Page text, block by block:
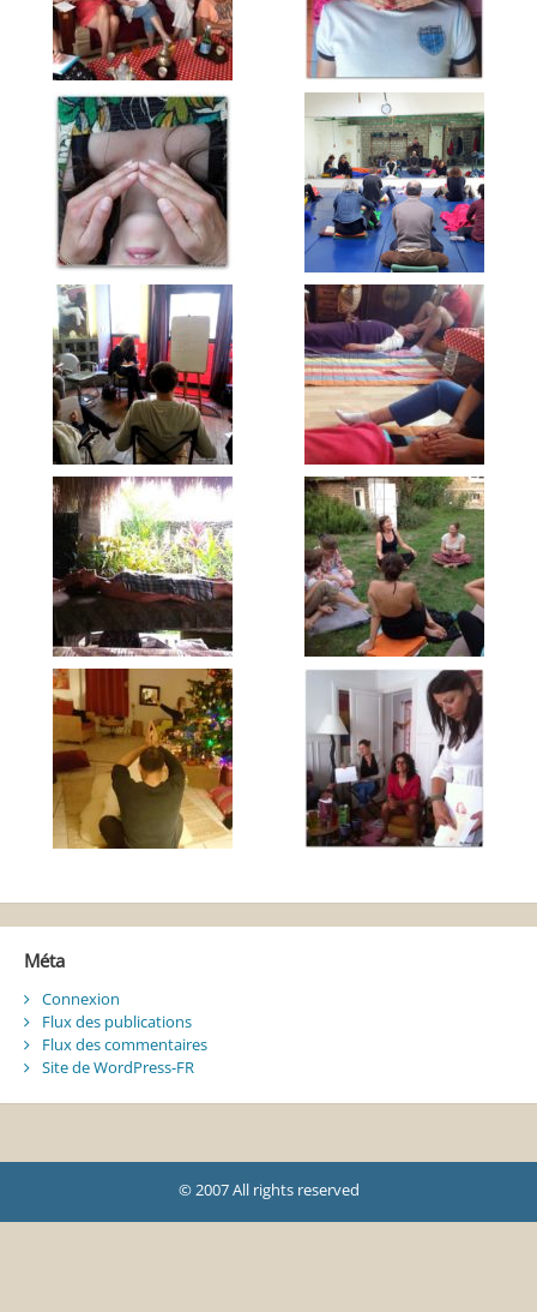
Méta
Connexion
Flux des publications
Flux des commentaires
Site de WordPress-FR
© 2007 All rights reserved